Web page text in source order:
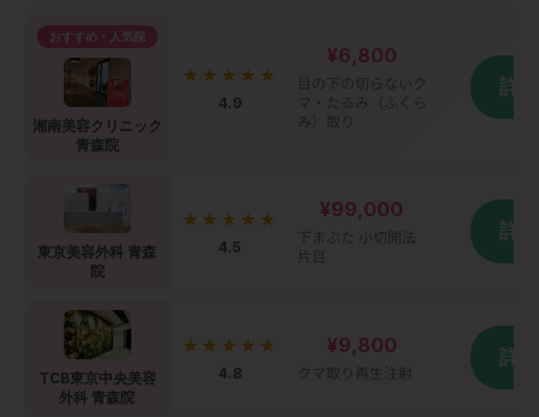
おすすめ・人気院
湘南美容クリニック
青森院
★★★★★
4.9
¥6,800
目の下の切らないク
マ・たるみ（ふくら
み）取り
詳
東京美容外科 青森
院
★★★★★
4.5
¥99,000
下まぶた 小切開法
片目
詳
TCB東京中央美容
外科 青森院
★★★★★
4.8
¥9,800
クマ取り再生注射
詳